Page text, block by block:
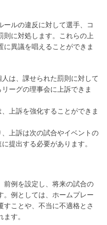
ルの違反に対して選手、コ
則に対処します。これらの上
異議を唱えることができま
は、課せられた罰則に対して
ーグの理事会に上訴できま
上訴を強化することができま
上訴は次の試合やイベントの
提出する必要があります。
前例を設定し、将来の試合の
。例としては、ホームプレー
すことや、不当に不適格とさ
す。